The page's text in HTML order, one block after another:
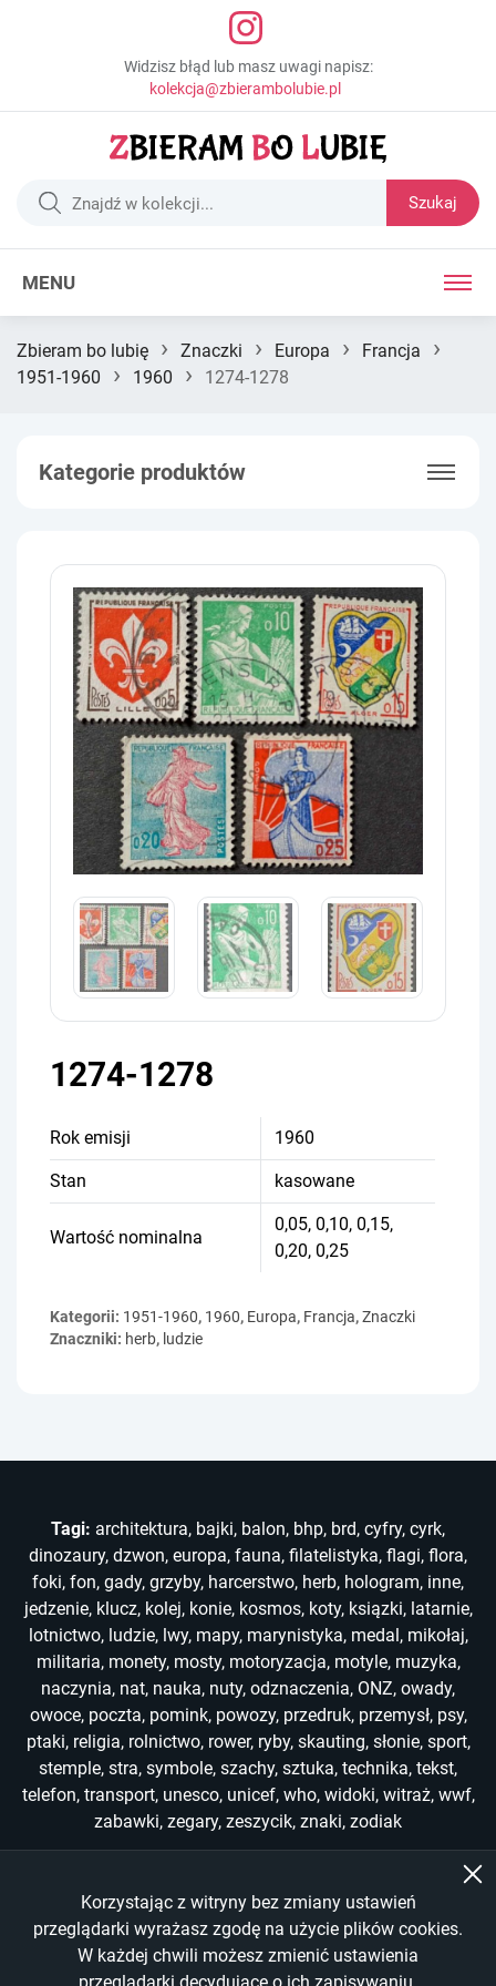
Korzystając z witryny bez zmiany ustawień
przeglądarki wyrażasz zgodę na użycie plików cookies.
W każdej chwili możesz zmienić ustawienia
Widzisz błąd lub masz uwagi napisz:
kolekcja@zbierambolubie.pl
Szukaj
MENU
Zbieram bo lubię › Znaczki › Europa › Francja ›
1951-1960 › 1960 › 1274-1278
Kategorie produktów
1274-1278
Rok emisji 1960
Stan kasowane
Wartość nominalna
0,05, 0,10, 0,15,
0,20, 0,25
Kategorii: 1951-1960, 1960, Europa, Francja,Znaczki
Znaczniki: herb, ludzie
Tagi: architektura, bajki, balon, bhp, brd, cyfry, cyrk,
dinozaury, dzwon, europa, fauna, filatelistyka, flagi, flora,
foki, fon, gady, grzyby, harcerstwo, herb, hologram, inne,
jedzenie, klucz, kolej, konie, kosmos, koty, ksiązki, latarnie,
lotnictwo, ludzie, lwy, mapy, marynistyka, medal , mikołaj,
militaria, monety, mosty, motoryzacja, motyle, muzyka,
naczynia, nat, nauka, nuty, odznaczenia, ONZ, owady,
owoce, poczta, pomink, powozy, przedruk, przemysł, psy,
ptaki, religia, rolnictwo, rower, ryby, skauting, słonie, sport,
stemple, stra, symbole, szachy, sztuka, technika, tekst,
telefon, transport, unesco, unicef, who, widoki, witraż, wwf,
zabawki, zegary, zeszycik, znaki, zodiak
Copyright © 2022-2026
All Rights Reserved